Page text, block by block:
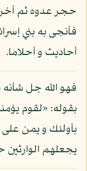
حجر عدوه ثم
فأنجى به بني
أحاديث و أحلاما.
فهو الله جل
بقوله: «لقوم
بأولئك و يمن
يجعلهم الوارثين